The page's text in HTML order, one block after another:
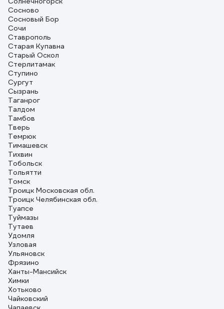
Сосново
Сосновый Бор
Сочи
Ставрополь
Старая Купавна
Старый Оскол
Стерлитамак
Ступино
Сургут
Сызрань
Таганрог
Талдом
Тамбов
Тверь
Темрюк
Тимашевск
Тихвин
Тобольск
Тольятти
Томск
Троицк Московская обл.
Троицк Челябинская обл.
Туапсе
Туймазы
Тутаев
Удомля
Узловая
Ульяновск
Фрязино
Ханты-Мансийск
Химки
Хотьково
Чайковский